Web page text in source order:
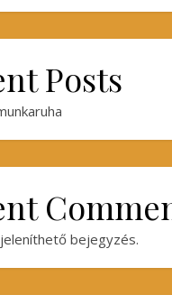
Posts
bejegyzés.